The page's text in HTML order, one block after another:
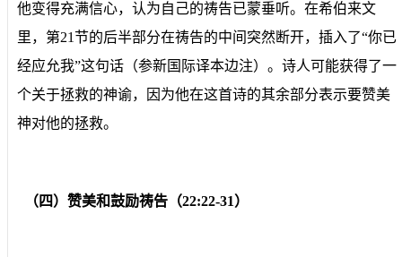
他变得充满信心，认为自己的祷告已蒙垂听。在希伯来文
里，第21节的后半部分在祷告的中间突然断开，插入了“你已
经应允我”这句话（参新国际译本边注）。诗人可能获得了一
个关于拯救的神谕，因为他在这首诗的其余部分表示要赞美
神对他的拯救。
（四）赞美和鼓励祷告（22:22-31）